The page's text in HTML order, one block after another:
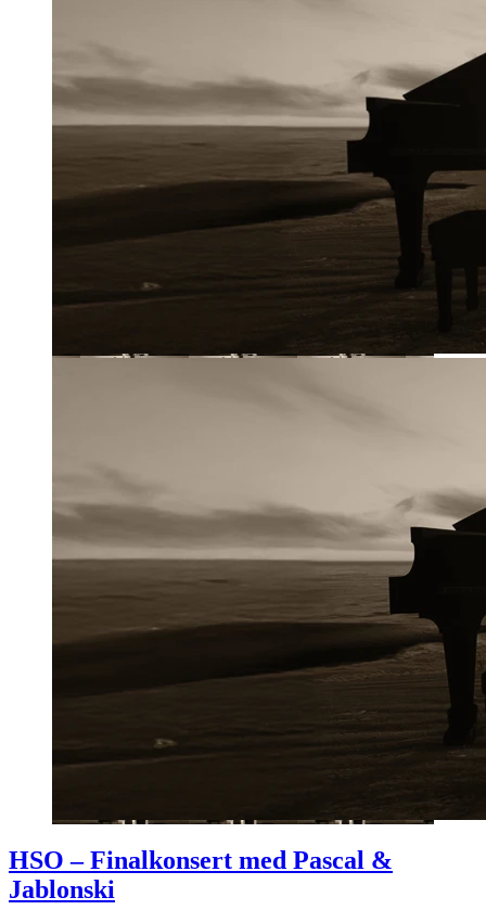
HSO – Finalkonsert med Pascal &
Jablonski